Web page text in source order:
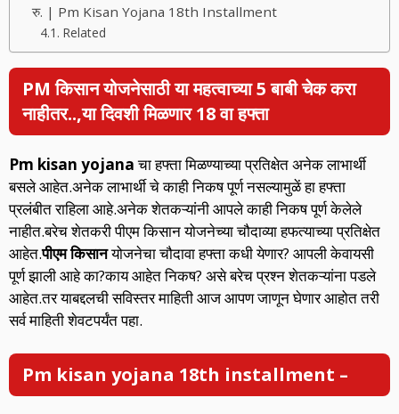
रु. | Pm Kisan Yojana 18th Installment
Related
PM किसान योजनेसाठी या महत्वाच्या 5 बाबी चेक करा
नाहीतर..,या दिवशी मिळणार 18 वा हफ्ता
Pm kisan yojanaचा हफ्ता मिळण्याच्या प्रतिक्षेत अनेक लाभार्थी
बसले आहेत.अनेक लाभार्थी चे काही निकष पूर्ण नसल्यामुळें हा हफ्ता
प्रलंबीत राहिला आहे.अनेक शेतकऱ्यांनी आपले काही निकष पूर्ण केलेले
नाहीत.बरेच शेतकरी पीएम किसान योजनेच्या चौदाव्या हफत्याच्या प्रतिक्षेत
आहेत.पीएम किसानयोजनेचा चौदावा हफ्ता कधी येणार? आपली केवायसी
पूर्ण झाली आहे का?काय आहेत निकष? असे बरेच प्रश्न शेतकऱ्यांना पडले
आहेत.तर याबद्दलची सविस्तर माहिती आज आपण जाणून घेणार आहोत तरी
सर्व माहिती शेवटपर्यंत पहा.
Pm kisan yojana 18th installment –